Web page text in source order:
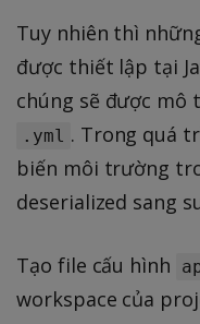
Tuy nhiên thì
được thiết lập tại
chúng sẽ được
.yml . Trong quá
biến môi trường
deserialized sang
Tạo file cấu hình
workspace của